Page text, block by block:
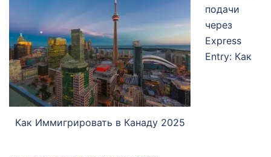
Как Иммигрировать в Канаду 2025
подачи
через
Express
Entry: Как